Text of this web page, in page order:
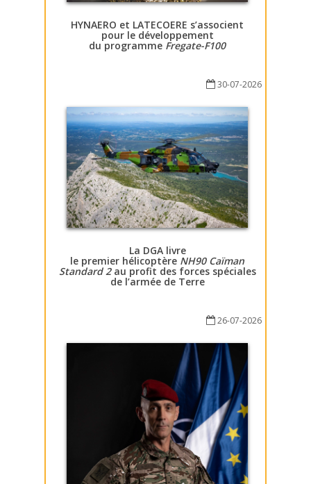
HYNAERO et LATECOERE s’associent
pour le développement
du programme Fregate-F100
30-07-2026
La DGA livre
le premier hélicoptère NH90 Caïman
Standard 2au profit des forces spéciales
de l’armée de Terre
26-07-2026